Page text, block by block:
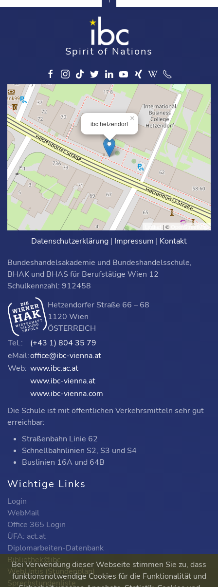
Spirit of Nations
ibc hetzendorf
×
Leaflet | © OpenStreetMap
Datenschutzerklärung | Impressum | Kontakt
Bundeshandelsakademie und Bundeshandelsschule,
BHAK und BHAS für Berufstätige Wien 12
Schulkennzahl: 912458
Hetzendorfer Straße 66 – 68
1120 Wien
ÖSTERREICH
Tel.:
(+43 1) 804 35 79
eMail:office@ibc-vienna.at
Web: www.ibc.ac.at
www.ibc-vienna.at
www.ibc-vienna.com
Die Schule ist mit öffentlichen Verkehrsmitteln sehr gut
erreichbar:
Straßenbahn Linie 62
Schnellbahnlinien S2, S3 und S4
Buslinien 16A und 64B
Wichtige Links
Login
WebMail
Office 365 Login
ÜFA: act.at
Diplomarbeiten-Datenbank
Bibliothek@ibc
WebUntis (Stundenplan)
Sprechstundenliste
Bei Verwendung dieser Webseite stimmen Sie zu, dass
funktionsnotwendige Cookies für die Funktionalität und